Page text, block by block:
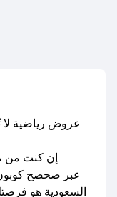
إن كنت من
عبر صحصح
السعودية هو